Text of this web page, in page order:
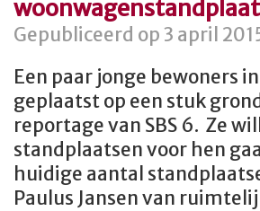
Gepubliceerd op 3 april
Een paar jonge bewoners
geplaatst op een stuk
reportage van SBS 6. Ze
standplaatsen voor hen
huidige aantal
Paulus Jansen van